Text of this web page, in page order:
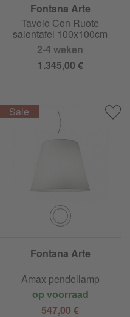
Fontana Arte
Tavolo Con Ruote
salontafel 100x100cm
2-4 weken
1.345,00 €
Fontana Arte
Amax pendellamp
op voorraad
547,00 €